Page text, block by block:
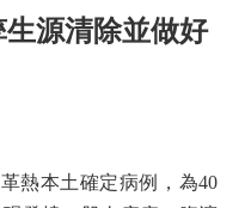
源清除並做好
熱本土確定病例，為40